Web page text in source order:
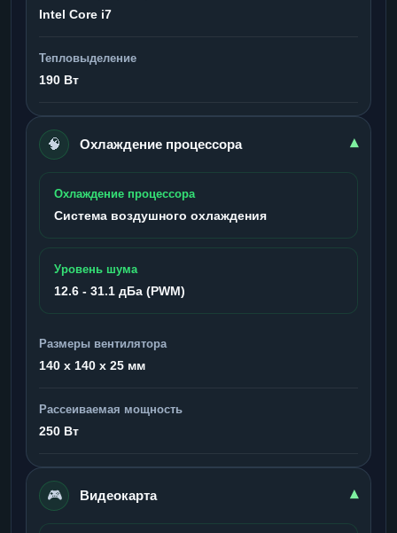
Intel Core i7
Тепловыделение
190 Вт
🧠 Охлаждение процессора ▾
Охлаждение процессора
Система воздушного охлаждения
Уровень шума
12.6 - 31.1 дБа (PWM)
Размеры вентилятора
140 x 140 x 25 мм
Рассеиваемая мощность
250 Вт
🎮 Видеокарта ▾